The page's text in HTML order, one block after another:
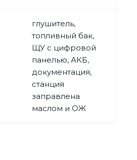
глушитель,
топливный бак,
ЩУ с цифровой
панелью, АКБ,
документация,
станция
заправлена
маслом и ОЖ